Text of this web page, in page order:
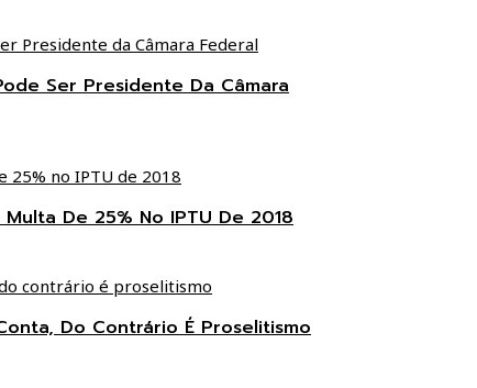
Ser Presidente Da Câmara
De 25% No IPTU De 2018
Do Contrário É Proselitismo